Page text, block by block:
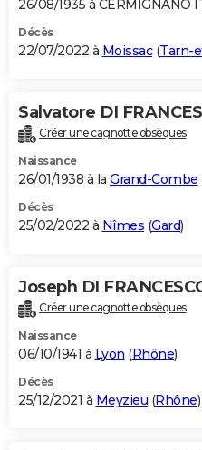
26/08/1935 à CERMIGNANO
Décès
22/07/2022 à Moissac(Tarn-
Salvatore DI
Créer une cagnotte obsèques
Naissance
26/01/1938 à la Grand-Combe
Décès
25/02/2022 à Nîmes (Gard)
Joseph DI
Créer une cagnotte obsèques
Naissance
06/10/1941 à Lyon (Rhône)
Décès
25/12/2021 à Meyzieu (Rhône)